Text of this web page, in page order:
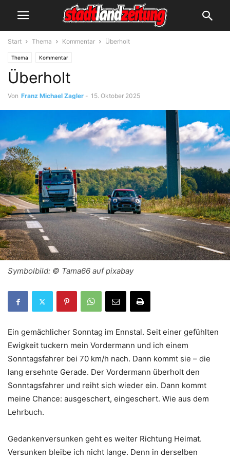
Start Thema Kommentar Überholt
Thema Kommentar
Überholt
Von Franz Michael Zagler - 15. Oktober 2025
Symbolbild: © Tama66 auf pixabay
Ein gemächlicher Sonntag im Ennstal. Seit einer gefühlten
Ewigkeit tuckern mein Vordermann und ich einem
Sonntagsfahrer bei 70 km/h nach. Dann kommt sie – die
lang ersehnte Gerade. Der Vordermann überholt den
Sonntagsfahrer und reiht sich wieder ein. Dann kommt
meine Chance: ausgeschert, eingeschert. Wie aus dem
Lehrbuch.
Gedankenversunken geht es weiter Richtung Heimat.
Versunken bleibe ich nicht lange. Denn in derselben